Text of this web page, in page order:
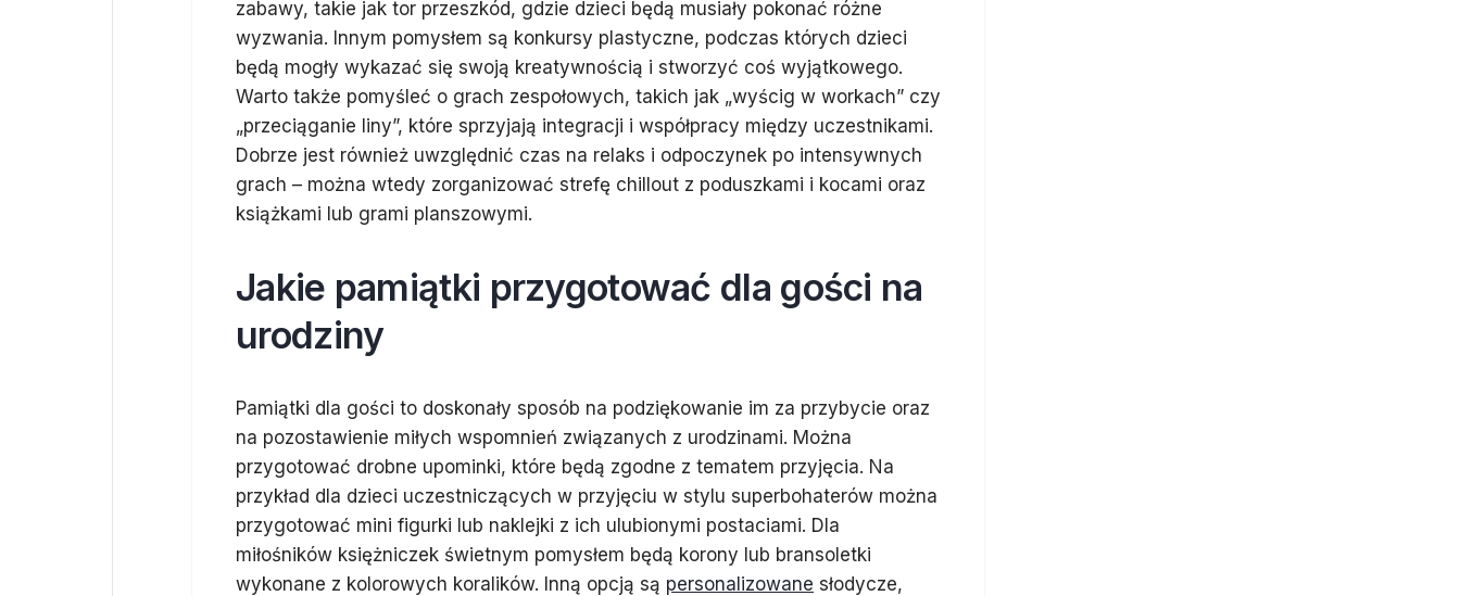
zabawy, takie jak tor przeszkód, gdzie dzieci będą musiały pokonać różne
wyzwania. Innym pomysłem są konkursy plastyczne, podczas których dzieci
będą mogły wykazać się swoją kreatywnością i stworzyć coś wyjątkowego.
Warto także pomyśleć o grach zespołowych, takich jak „wyścig w workach” czy
„przeciąganie liny”, które sprzyjają integracji i współpracy między uczestnikami.
Dobrze jest również uwzględnić czas na relaks i odpoczynek po intensywnych
grach – można wtedy zorganizować strefę chillout z poduszkami i kocami oraz
książkami lub grami planszowymi.
Jakie pamiątki przygotować dla gości na
urodziny
Pamiątki dla gości to doskonały sposób na podziękowanie im za przybycie oraz
na pozostawienie miłych wspomnień związanych z urodzinami. Można
przygotować drobne upominki, które będą zgodne z tematem przyjęcia. Na
przykład dla dzieci uczestniczących w przyjęciu w stylu superbohaterów można
przygotować mini figurki lub naklejki z ich ulubionymi postaciami. Dla
miłośników księżniczek świetnym pomysłem będą korony lub bransoletki
wykonane z kolorowych koralików. Inną opcją są personalizowane słodycze,